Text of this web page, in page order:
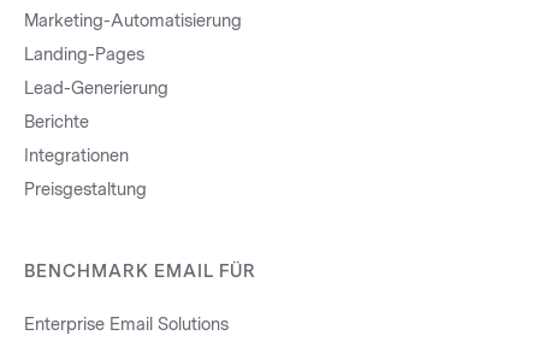
Marketing-Automatisierung
Landing-Pages
Lead-Generierung
Berichte
Integrationen
Preisgestaltung
BENCHMARK EMAIL FÜR
Enterprise Email Solutions